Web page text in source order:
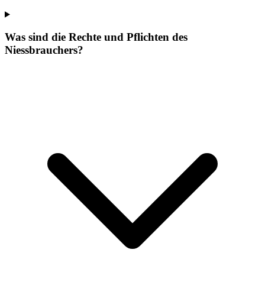
Was sind die Rechte und Pflichten des
Niessbrauchers?